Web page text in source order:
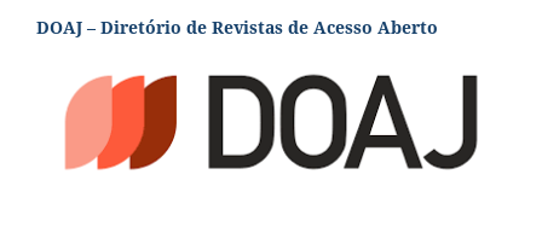
DOAJ – Diretório de Revistas de Acesso Aberto